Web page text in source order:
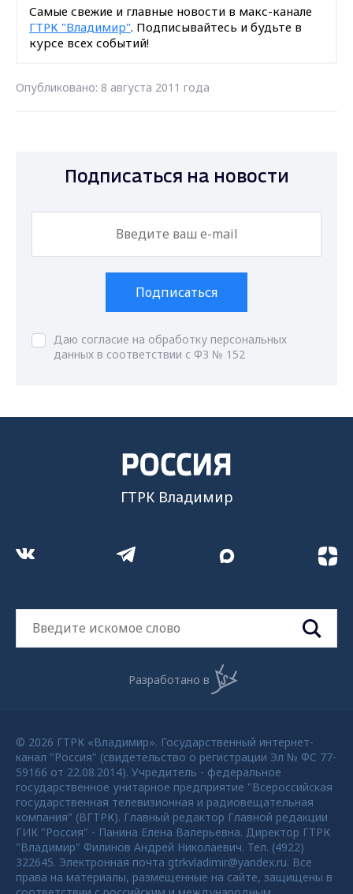
Самые свежие и главные новости в макс-канале
ГТРК "Владимир". Подписывайтесь и будьте в
курсе всех событий!
Опубликовано: 8 августа 2011 года
Подписаться на новости
Подписаться
Даю согласие на обработку персональных
данных в соответствии с ФЗ № 152
ГТРК Владимир
Разработано в
© 2026 ГТРК «Владимир». Государственный интернет-
канал "Россия" (свидетельство о регистрации Эл № ФС 77-
59166 от 22.08.2014). Учредитель - федеральное
государственное унитарное предприятие "Всероссийская
государственная телевизионная и радиовещательная
компания" (ВГТРК). Главный редактор Главной редакции
ГИК "Россия" - Панина Елена Валерьевна. Директор ГТРК
"Владимир" Филинов Андрей Николаевич. Тел. (4922)
322645. Электронная почта gtrkvladimir@yandex.ru. Все
права на материалы, размещенные на сайте, защищены в